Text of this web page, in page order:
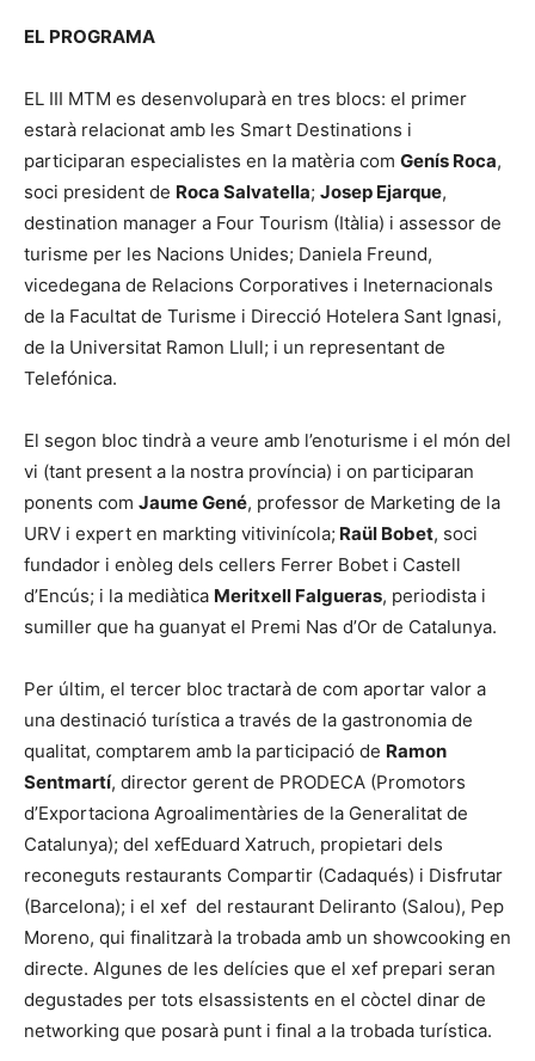
EL PROGRAMA
EL III MTM es desenvoluparà en tres blocs: el primer
estarà relacionat amb les Smart Destinations i
participaran especialistes en la matèria com Genís Roca,
soci president de Roca Salvatella; Josep Ejarque,
destination manager a Four Tourism (Itàlia) i assessor de
turisme per les Nacions Unides; Daniela Freund,
vicedegana de Relacions Corporatives i Ineternacionals
de la Facultat de Turisme i Direcció Hotelera Sant Ignasi,
de la Universitat Ramon Llull; i un representant de
Telefónica.
El segon bloc tindrà a veure amb l’enoturisme i el món del
vi (tant present a la nostra província) i on participaran
ponents com Jaume Gené, professor de Marketing de la
URV i expert en markting vitivinícola; Raül Bobet, soci
fundador i enòleg dels cellers Ferrer Bobet i Castell
d’Encús; i la mediàtica Meritxell Falgueras, periodista i
sumiller que ha guanyat el Premi Nas d’Or de Catalunya.
Per últim, el tercer bloc tractarà de com aportar valor a
una destinació turística a través de la gastronomia de
qualitat, comptarem amb la participació de Ramon
Sentmartí, director gerent de PRODECA (Promotors
d’Exportaciona Agroalimentàries de la Generalitat de
Catalunya); del xefEduard Xatruch, propietari dels
reconeguts restaurants Compartir (Cadaqués) i Disfrutar
(Barcelona); i el xef del restaurant Deliranto (Salou), Pep
Moreno, qui finalitzarà la trobada amb un showcooking en
directe. Algunes de les delícies que el xef prepari seran
degustades per tots elsassistents en el còctel dinar de
networking que posarà punt i final a la trobada turística.